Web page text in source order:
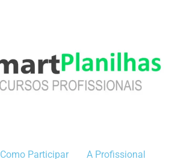
Como Participar A Profissional